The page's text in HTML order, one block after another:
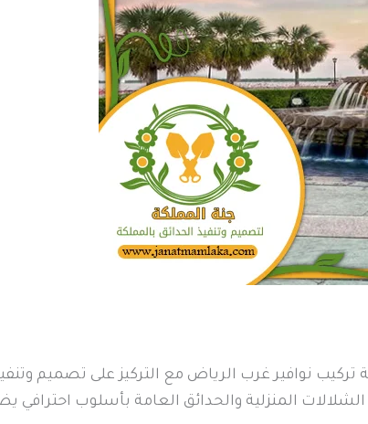
نوافير غرب الرياض مع التركيز على تصميم
المنزلية والحدائق العامة بأسلوب